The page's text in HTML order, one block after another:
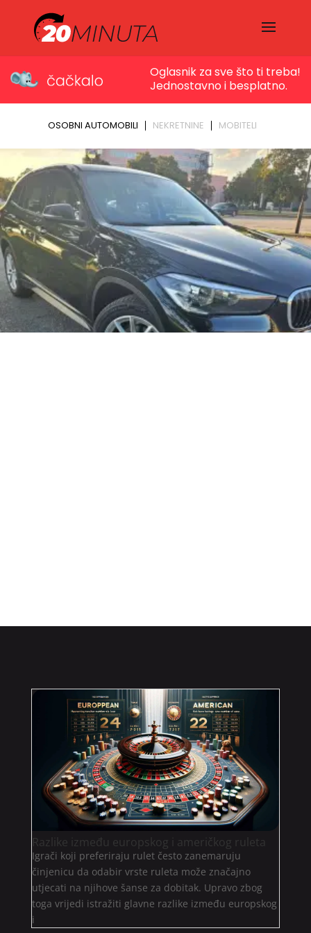
Razlike između europskog i američkog ruleta
Igrači koji preferiraju rulet često zanemaruju
činjenicu da odabir vrste ruleta može značajno
utjecati na njihove šanse za dobitak. Upravo zbog
toga vrijedi istražiti glavne razlike između europskog
i